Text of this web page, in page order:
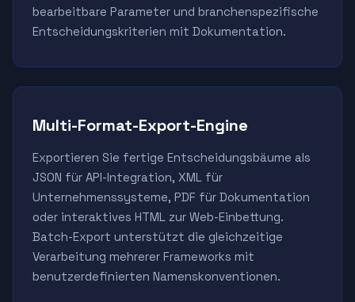
bearbeitbare Parameter und branchenspezifische
Entscheidungskriterien mit Dokumentation.
Multi-Format-Export-Engine
Exportieren Sie fertige Entscheidungsbäume als
JSON für API-Integration, XML für
Unternehmenssysteme, PDF für Dokumentation
oder interaktives HTML zur Web-Einbettung.
Batch-Export unterstützt die gleichzeitige
Verarbeitung mehrerer Frameworks mit
benutzerdefinierten Namenskonventionen.